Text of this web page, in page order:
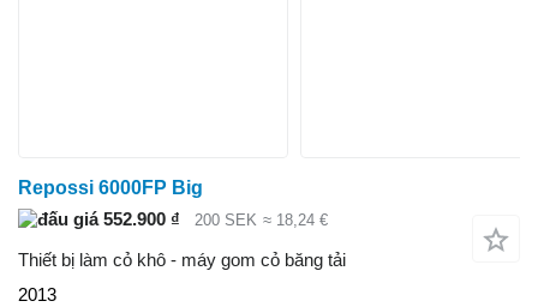
Repossi 6000FP Big
552.900 ₫
200 SEK ≈ 18,24 €
Thiết bị làm cỏ khô - máy gom cỏ băng tải
2013